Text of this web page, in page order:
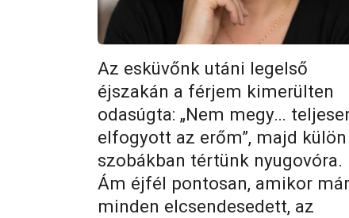
Az esküvőnk utáni legelső
éjszakán a férjem kimerülten
odasúgta: „Nem megy…
elfogyott az erőm”, majd külön
szobákban tértünk nyugovóra.
Ám éjfél pontosan, amikor már
minden elcsendesedett, az